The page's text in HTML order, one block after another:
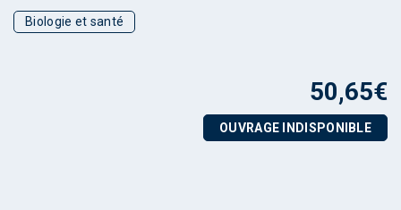
Biologie et santé
50,65€
OUVRAGE INDISPONIBLE